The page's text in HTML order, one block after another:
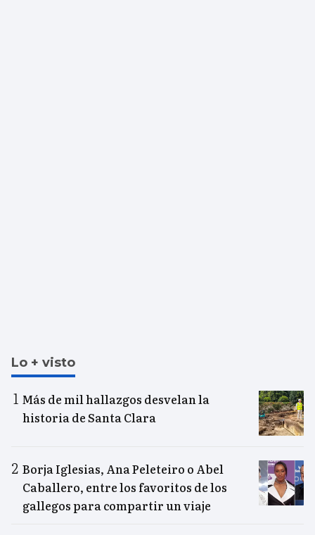
Lo + visto
Más de mil hallazgos desvelan la
historia de Santa Clara
Borja Iglesias, Ana Peleteiro o Abel
Caballero, entre los favoritos de los
gallegos para compartir un viaje